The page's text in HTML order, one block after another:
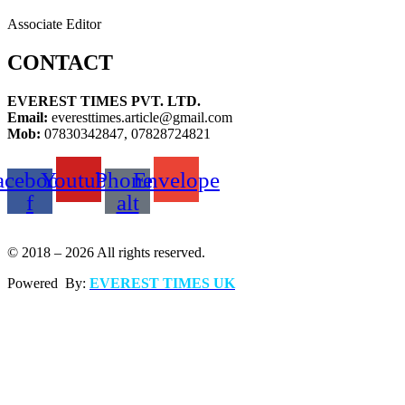
Associate Editor
CONTACT
EVEREST TIMES PVT. LTD.
Email: everesttimes.article@gmail.com
Mob: 07830342847, 07828724821
f
YoutubePhone-
alt
Envelope
© 2018 – 2026 All rights reserved.
Powered By: EVEREST TIMES UK